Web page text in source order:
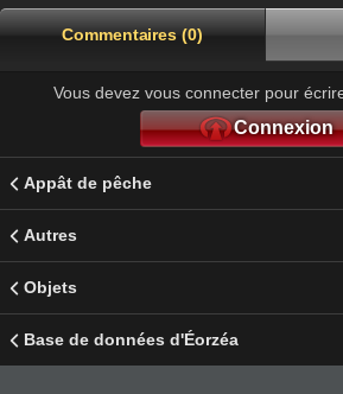
Commentaires (0)
Vous devez vous connecter pour
Connexion
Appât de pêche
Autres
Objets
Base de données d'Éorzéa